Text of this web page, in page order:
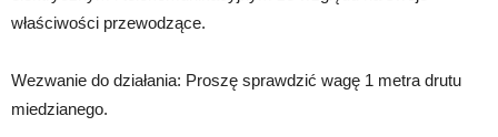
właściwości przewodzące.
Wezwanie do działania: Proszę sprawdzić wagę 1 metra drutu
miedzianego.